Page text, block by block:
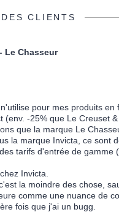
CLIENTS
Le Chasseur
pour mes produits
-25% que Le Creuset
que la marque Le
la marque Invicta, ce sont
tarifs d'entrée de gamme
Invicta.
la moindre des chose,
comme une nuance de
fois que j'ai un bugg.